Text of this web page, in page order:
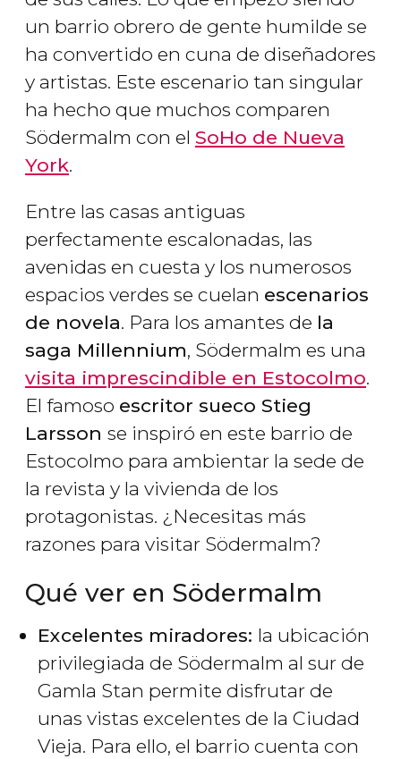
un barrio obrero de gente humilde se
ha convertido en cuna de diseñadores
y artistas. Este escenario tan singular
ha hecho que muchos comparen
Södermalm con el SoHo de Nueva
York.
Entre las casas antiguas
perfectamente escalonadas, las
avenidas en cuesta y los numerosos
espacios verdes se cuelan escenarios
de novela. Para los amantes de la
saga Millennium, Södermalm es una
visita imprescindible en Estocolmo.
El famoso escritor sueco Stieg
Larsson se inspiró en este barrio de
Estocolmo para ambientar la sede de
la revista y la vivienda de los
protagonistas. ¿Necesitas más
razones para visitar Södermalm?
Qué ver en Södermalm
Excelentes miradores: la ubicación
privilegiada de Södermalm al sur de
Gamla Stan permite disfrutar de
unas vistas excelentes de la Ciudad
Vieja. Para ello, el barrio cuenta con